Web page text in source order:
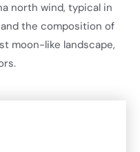
north wind, typical in
the composition of
moon-like landscape,